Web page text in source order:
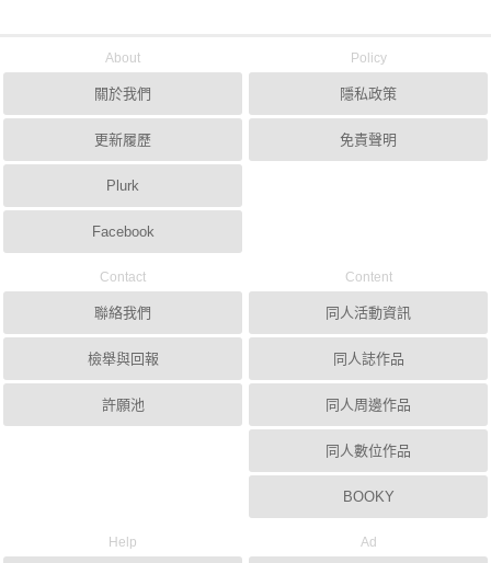
About
關於我們
更新履歷
Plurk
Facebook
Policy
隱私政策
免責聲明
Contact
聯絡我們
檢舉與回報
許願池
Content
同人活動資訊
同人誌作品
同人周邊作品
同人數位作品
BOOKY
Help Ad